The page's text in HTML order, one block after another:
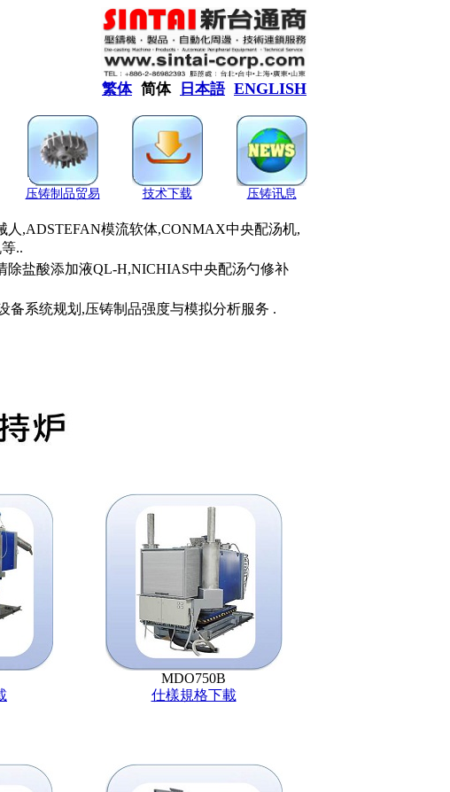
繁体 简体 日本語 ENGLISH
压铸制品贸易 技术下载 压铸讯息
,ADSTEFAN模流软体,CONMAX中央配汤机,
..
除盐酸添加液QL-H,NICHIAS中央配汤勺修补
备系统规划,压铸制品强度与模拟分析服务 .
MDO750B
仕樣規格下載